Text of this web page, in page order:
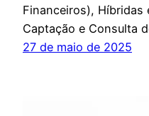
Financeiros), Híbridas
Captação e Consulta
27 de maio de 2025